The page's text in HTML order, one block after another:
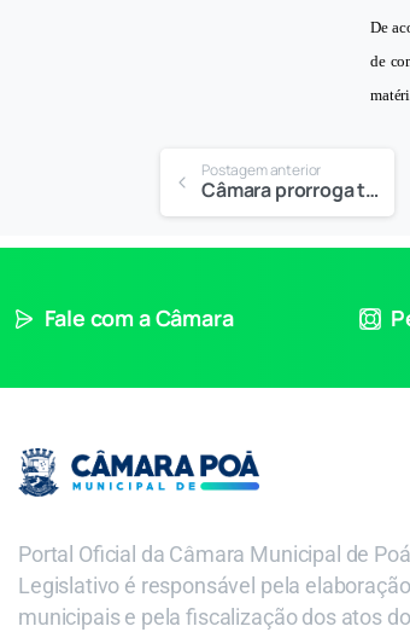
De
de
Postagem anterior
Câmara prorroga trabalho remoto para conter coronavírus
Fale com a Câmara
Portal Oficial da Câmara Municipal de
Legislativo é responsável pela
municipais e pela fiscalização dos atos